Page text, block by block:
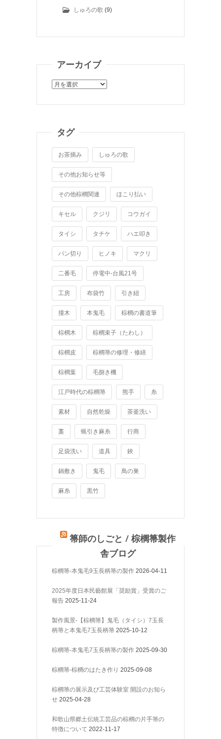
しゅろの歌 (9)
アーカイブ
ア
カ
タグ
お茶摘み しゅろの歌
その他お知らせ等
その他棕櫚関連 ほこり払い
キセル クジリ コウガイ
タイシ タチケ ハエ叩き
パン切り ヒノキ マクリ
二番毛 停電中-台風21号
工房 布袋竹 引き紐
撞木 本鬼毛 棕櫚の書道筆
棕櫚木 棕櫚束子（たわし）
棕櫚皮 棕櫚箒の修理・修繕
棕櫚葉 毛捌き機
江戸時代の棕櫚箒 熊手 糸
素材 自然乾燥 茶釜洗い
藁 蝋引き麻糸 行商
足袋洗い 道具 鋏
鍋敷き 鬼毛 鳥の巣
麻糸 黒竹
箒師のしごと / 棕櫚箒製作
舎ブログ
棕櫚箒-本鬼毛9玉長柄箒の製作 2026-04-11
2025年度日本民藝館展「奨励賞」受賞のご
報告 2025-11-24
製作風景-【棕櫚箒】鬼毛（タイシ）7玉長
柄箒と本鬼毛7玉長柄箒 2025-10-12
棕櫚箒-本鬼毛7玉長柄箒の製作 2025-09-30
棕櫚箒-棕櫚のはたき作り 2025-09-08
棕櫚箒の展示及び工芸体験室 開設のお知ら
せ 2025-04-28
和歌山県郷土伝統工芸品の棕櫚の片手箒の
特徴について 2022-11-17